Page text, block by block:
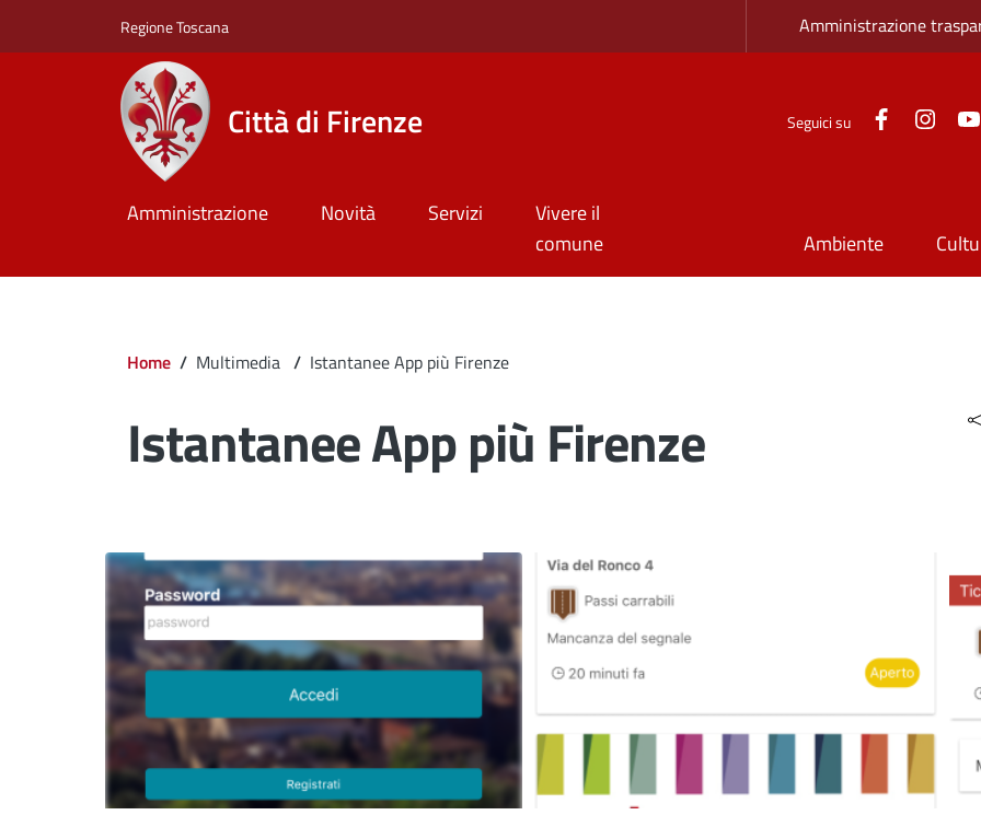
Regione Toscana Zona
Amministrazione
Città di Firenze Seguici su Facebook
Amministrazione Novità Servizi
Vivere il
comune
Ambiente
Briciole di pane
Home / Multimedia / Istantanee App più Firenze
Istantanee App più Firenze
Image Image